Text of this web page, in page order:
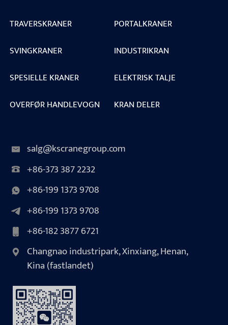
TRAVERSKRANER
PORTALKRANER
SVINGKRANER
INDUSTRIKRAN
SPESIELLE KRANER
ELEKTRISK TALJE
OVERFØR HANDLEVOGN
KRAN DELER
salg@kscranegroup.com
+86-373 387 2232
+86-199 1373 9708
+86-199 1373 9708
+86-182 3877 6721
Changnao industripark, Xinxiang, Henan,
Kina (fastlandet)